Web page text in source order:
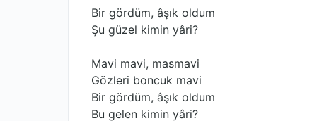
Bir gördüm, âşık oldum
Şu güzel kimin yâri?
Mavi mavi, masmavi
Gözleri boncuk mavi
Bir gördüm, âşık oldum
Bu gelen kimin yâri?